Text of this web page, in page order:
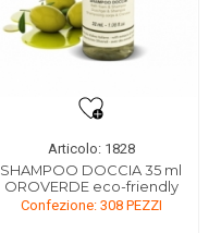
Articolo: 1828
SHAMPOO DOCCIA 35 ml
OROVERDE eco-friendly
Confezione: 308 PEZZI